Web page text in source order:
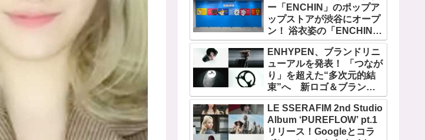
ー「ENCHIN」のポップア
ップストアが渋谷にオープ
ン！ 浴衣姿の「ENCHIN」
が登場
ENHYPEN、ブランドリニ
ューアルを発表！ 「つなが
り」を超えた“多次元的結
束”へ 新ロゴ＆ブランド
フィルム公開
LE SSERAFIM 2nd Studio
Album ‘PUREFLOW’ pt.1
リリース！Googleとコラ